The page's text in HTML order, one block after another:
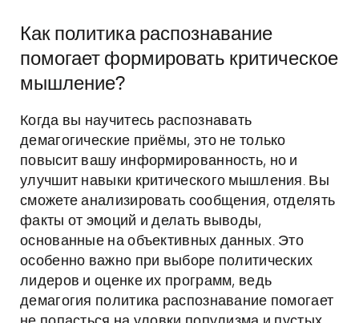
Как политика распознавание
помогает формировать критическое
мышление?
Когда вы научитесь распознавать
демагогические приёмы, это не только
повысит вашу информированность, но и
улучшит навыки критического мышления. Вы
сможете анализировать сообщения, отделять
факты от эмоций и делать выводы,
основанные на объективных данных. Это
особенно важно при выборе политических
лидеров и оценке их программ, ведь
демагогия политика распознавание помогает